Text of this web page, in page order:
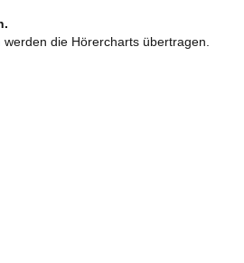
werden die Hörercharts übertragen.